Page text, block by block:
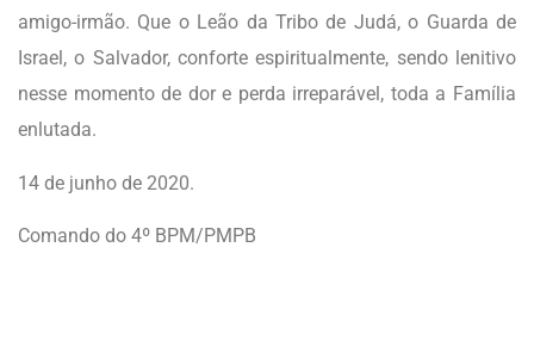
amigo-irmão. Que o Leão da Tribo de Judá, o Guarda de
Israel, o Salvador, conforte espiritualmente, sendo lenitivo
nesse momento de dor e perda irreparável, toda a Família
enlutada.
14 de junho de 2020.
Comando do 4º BPM/PMPB